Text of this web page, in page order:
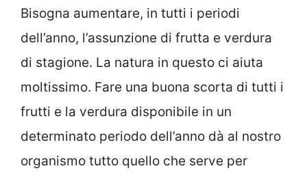
Bisogna aumentare, in tutti i periodi
dell’anno, l’assunzione di frutta e verdura
di stagione. La natura in questo ci aiuta
moltissimo. Fare una buona scorta di tutti i
frutti e la verdura disponibile in un
determinato periodo dell’anno dà al nostro
organismo tutto quello che serve per